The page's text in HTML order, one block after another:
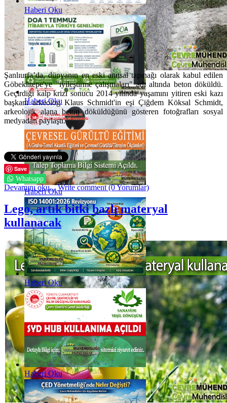
Haberi Oku
Haberi Oku
Haberi Oku
Haberi Oku
Haberi Oku
Şanlıurfa’da, dünyanın en eski anıtsal tapınağı olarak kabul edilen
Göbeklitepe'ye "iyileştirme çalışmaları" adı altında beton döküldü.
Geçirdiği kalp krizi sonucu 2014 yılında yaşamını yitiren eski kazı
başkanı arkeolog Klaus Schmidt'in eşi Çiğdem Köksal Schmidt,
arkeolojik alana beton döküldüğünü gösteren fotoğrafları sosyal
medyadan paylaştı.
Save
Whatsapp
Devamını oku... Write comment (0 Yorumlar)
Lego, artık bitki bazlı materyal
kullanacak